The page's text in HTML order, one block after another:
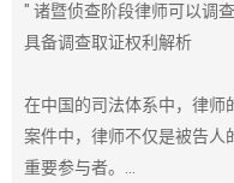
" 诸暨侦查阶段律师可以调
具备调查取证权利解析
在中国的司法体系中，律师
案件中，律师不仅是被告人
重要参与者。...